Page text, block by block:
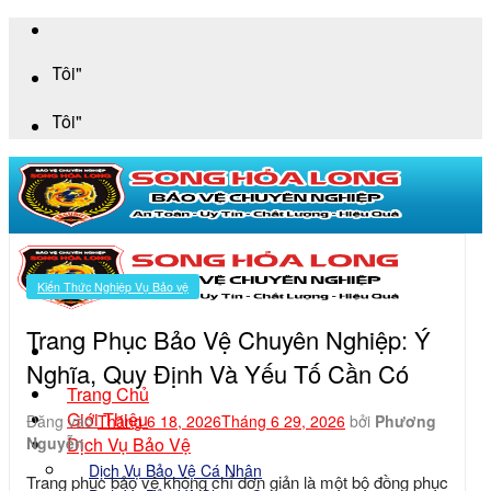
Trang Chủ
Giới Thiệu
Dịch Vụ Bảo Vệ
Dịch Vụ Bảo Vệ Cá Nhân
Kiến Thức Nghiệp Vụ Bảo vệ
Trang Phục Bảo Vệ Chuyên Nghiệp: Ý
Nghĩa, Quy Định Và Yếu Tố Cần Có
Đăng vàoTháng 6 18, 2026Tháng 6 29, 2026 bởi Phương
Nguyễn
Trang phục bảo vệ không chỉ đơn giản là một bộ đồng phục